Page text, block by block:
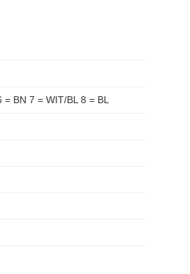
BN 7 = WIT/BL 8 = BL